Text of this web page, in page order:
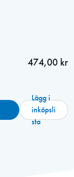
474,00 kr
Lägg i
inköpsli
sta